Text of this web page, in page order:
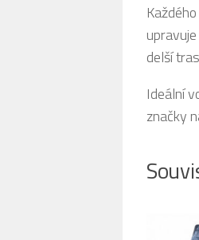
delší
Ideální
značky